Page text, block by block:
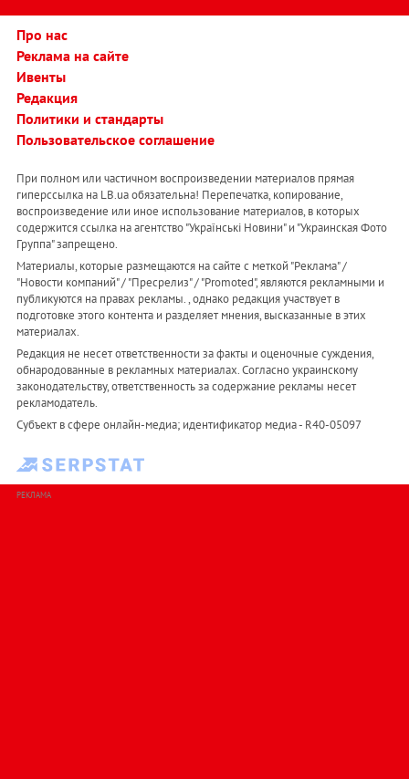
Про нас
Реклама на сайте
Ивенты
Редакция
Политики и стандарты
Пользовательское соглашение
При полном или частичном воспроизведении материалов прямая
гиперссылка на LB.ua обязательна! Перепечатка, копирование,
воспроизведение или иное использование материалов, в которых
содержится ссылка на агентство "Українськi Новини" и "Украинская Фото
Группа" запрещено.
Материалы, которые размещаются на сайте с меткой "Реклама" /
"Новости компаний" / "Пресрелиз" / "Promoted", являются рекламными и
публикуются на правах рекламы. , однако редакция участвует в
подготовке этого контента и разделяет мнения, высказанные в этих
материалах.
Редакция не несет ответственности за факты и оценочные суждения,
обнародованные в рекламных материалах. Согласно украинскому
законодательству, ответственность за содержание рекламы несет
рекламодатель.
Субъект в сфере онлайн-медиа; идентификатор медиа - R40-05097
РЕКЛАМА